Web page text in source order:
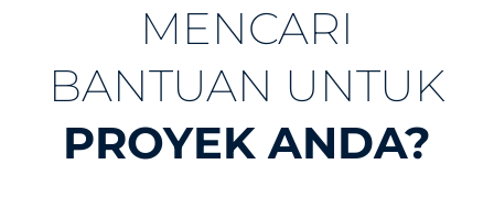
MENCARI
BANTUAN UNTUK
PROYEK ANDA?